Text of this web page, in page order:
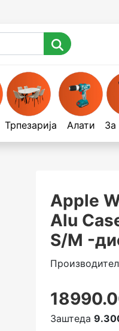
Трпезарија Алати
Apple
Alu
S/M -
Заштеда